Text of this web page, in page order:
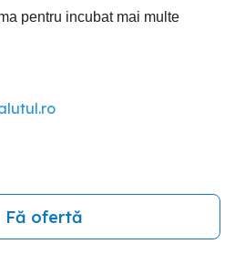
pentru incubat mai multe
Fă ofertă